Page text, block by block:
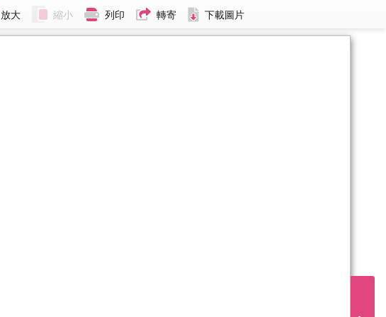
放大 縮小 列印 轉寄 下載圖片